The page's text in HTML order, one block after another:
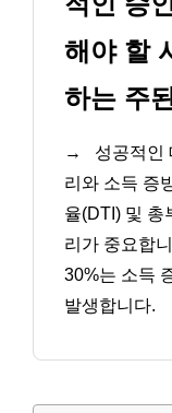
해야 할
하는 주
→
성공적인
리와 소득 증
율(DTI) 및 총
리가 중요합
30%는 소득
발생합니다.